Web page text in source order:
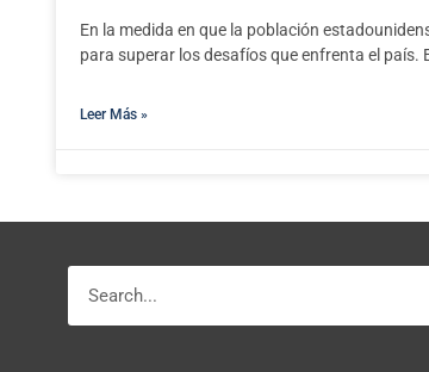
En la medida en que la población
para superar los desafíos que enfrenta el país.
Leer Más »